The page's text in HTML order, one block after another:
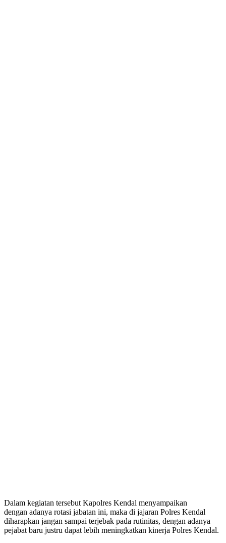
Dalam kegiatan tersebut Kapolres Kendal menyampaikan
dengan adanya rotasi jabatan ini, maka di jajaran Polres Kendal
diharapkan jangan sampai terjebak pada rutinitas, dengan adanya
pejabat baru justru dapat lebih meningkatkan kinerja Polres Kendal.